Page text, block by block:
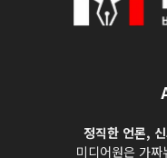
정직한 언론,
미디어원은 가